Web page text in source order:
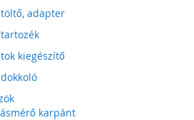
adapter
kiegészítő
karpánt